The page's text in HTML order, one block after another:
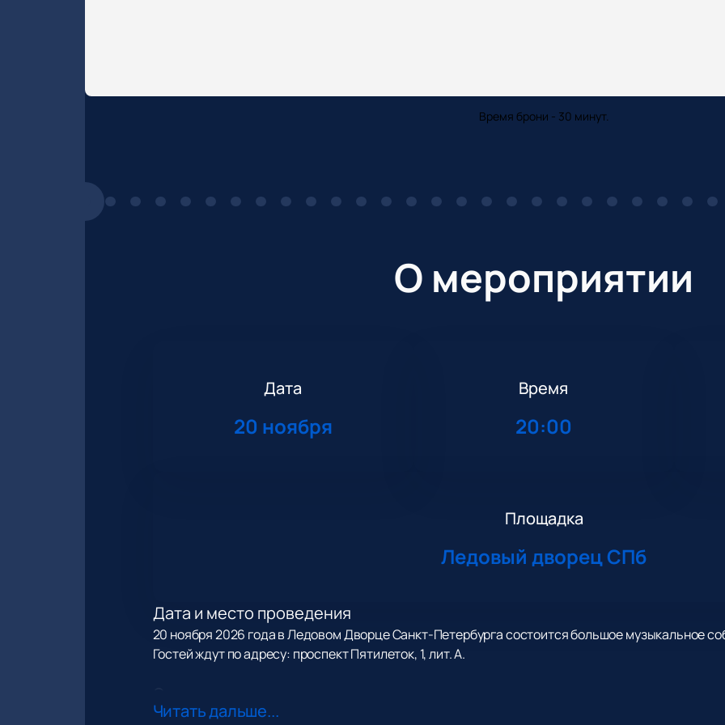
Время брони - 30 минут.
О мероприятии
Дата
20 ноября
Время
20:00
Площадка
Ледовый дворец СПб
Дата и место проведения
20 ноября 2026 года в Ледовом Дворце Санкт-Петербурга состоится большое музыкальное
Гостей ждут по адресу: проспект Пятилеток, 1, лит. А.
Пелагея подготовила для слушателей незабываемый вечер с живым исполнением. Артистка
Читать дальше...